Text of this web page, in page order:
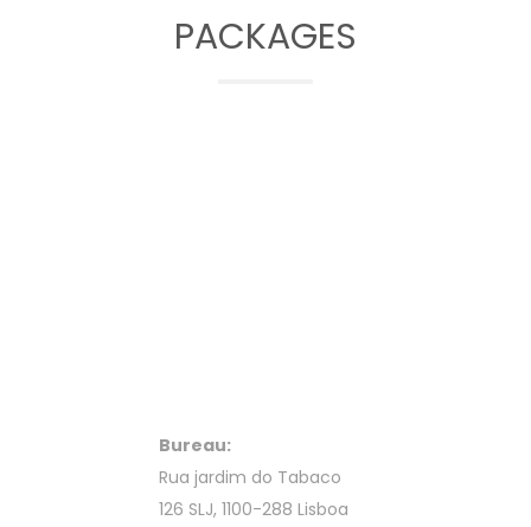
PACKAGES
Bureau:
Rua jardim do Tabaco
126 SLJ, 1100-288 Lisboa